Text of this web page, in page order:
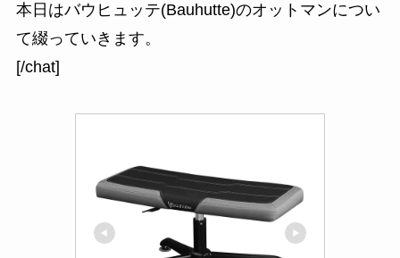
本日はバウヒュッテ(Bauhutte)のオットマンについ
て綴っていきます。
[/chat]